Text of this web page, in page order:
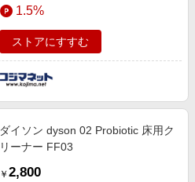
1.5%
ストアにすすむ
ダイソン dyson 02 Probiotic 床用ク
リーナー FF03
￥ 2,800